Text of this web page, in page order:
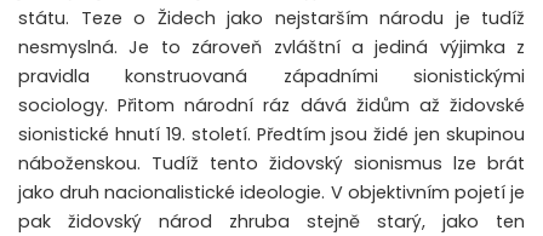
státu. Teze o Židech jako nejstarším národu je tudíž
nesmyslná. Je to zároveň zvláštní a jediná výjimka z
pravidla konstruovaná západními sionistickými
sociology. Přitom národní ráz dává židům až židovské
sionistické hnutí 19. století. Předtím jsou židé jen skupinou
náboženskou. Tudíž tento židovský sionismus lze brát
jako druh nacionalistické ideologie. V objektivním pojetí je
pak židovský národ zhruba stejně starý, jako ten